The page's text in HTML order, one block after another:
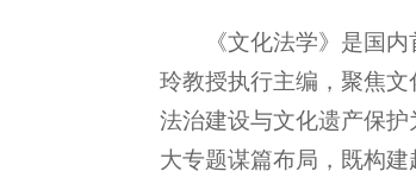
《文化法学》是国
玲教授执行主编，聚焦
法治建设与文化遗产保
大专题谋篇布局，既构